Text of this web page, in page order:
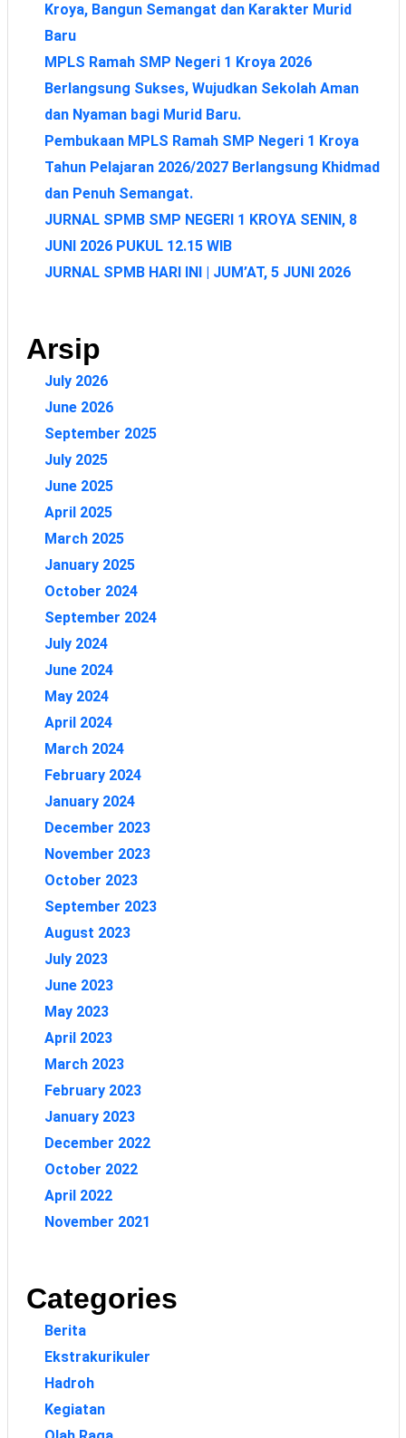
Kroya, Bangun Semangat dan Karakter Murid
Baru
MPLS Ramah SMP Negeri 1 Kroya 2026
Berlangsung Sukses, Wujudkan Sekolah Aman
dan Nyaman bagi Murid Baru.
Pembukaan MPLS Ramah SMP Negeri 1 Kroya
Tahun Pelajaran 2026/2027 Berlangsung Khidmad
dan Penuh Semangat.
JURNAL SPMB SMP NEGERI 1 KROYA SENIN, 8
JUNI 2026 PUKUL 12.15 WIB
JURNAL SPMB HARI INI | JUM’AT, 5 JUNI 2026
Arsip
July 2026
June 2026
September 2025
July 2025
June 2025
April 2025
March 2025
January 2025
October 2024
September 2024
July 2024
June 2024
May 2024
April 2024
March 2024
February 2024
January 2024
December 2023
November 2023
October 2023
September 2023
August 2023
July 2023
June 2023
May 2023
April 2023
March 2023
February 2023
January 2023
December 2022
October 2022
April 2022
November 2021
Categories
Berita
Ekstrakurikuler
Hadroh
Kegiatan